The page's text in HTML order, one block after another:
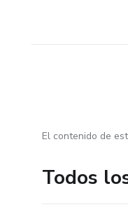
El contenido de
Todos